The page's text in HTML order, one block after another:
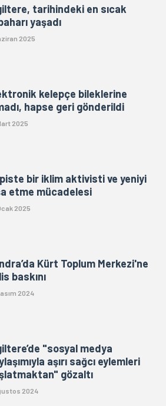
tarihindeki en sıcak
yaşadı
2025
kelepçe bileklerine
hapse geri gönderildi
2025
bir iklim aktivisti ve yeniyi
etme mücadelesi
2025
Kürt Toplum Merkezi'ne
baskını
2024
"sosyal medya
aşırı sağcı eylemleri
gözaltı
2024